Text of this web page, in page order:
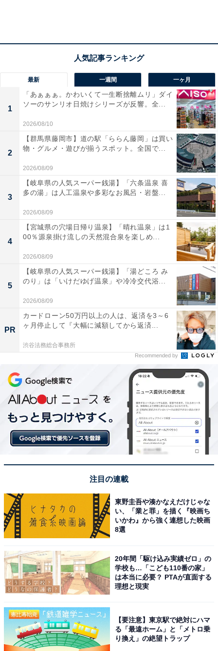
最新 一週間 一ヶ月
1
「あぁぁぁ。かわいくて一生断捨離ムリ」ダイ
ソーのサンリオ日焼けシリーズが反響。全...
2026/08/10
2
【群馬県藤岡市】道の駅「ららん藤岡」は買い
物・グルメ・遊びが揃うスポット。全国で...
2026/08/09
3
【岐阜県の人気スーパー銭湯】「六条温泉 喜
多の湯」は人工温泉や多彩なお風呂・岩盤...
2026/08/09
4
【宮城県の穴場日帰り温泉】「晴れ温泉」は1
00％源泉掛け流しの天然混合泉を楽しめ...
2026/08/09
5
【岐阜県の人気スーパー銭湯】「湯どころ み
のり」は「いけだゆげ温泉」や冷冷交代浴...
2026/08/09
PR
カードローン50万円以上の人は、返済を3～6
ヶ月停止して『大幅に減額してから返済...
渋谷法務総合事務所
Recommended by
注目の連載
東野圭吾や湊かなえだけじゃな
い、「業と罪」を描く『映画ち
いかわ』から強く連想した映画
8選
20年間「駆け込み実績ゼロ」の
学校も…「こども110番の家」
は本当に必要？ PTAが直面する
理想と現実
【要注意】東京駅で絶対にハマ
る「最遠ホーム」と「メトロ乗
り換え」の絶望トラップ